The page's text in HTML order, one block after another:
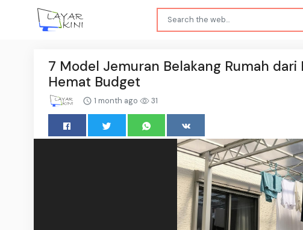
7 Model Jemuran Belakang Rumah
Hemat Budget
1 month ago 31